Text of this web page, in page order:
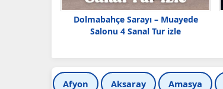
Dolmabahçe Sarayı – Muayede
Salonu 4 Sanal Tur izle
Afyon Aksaray Amasya